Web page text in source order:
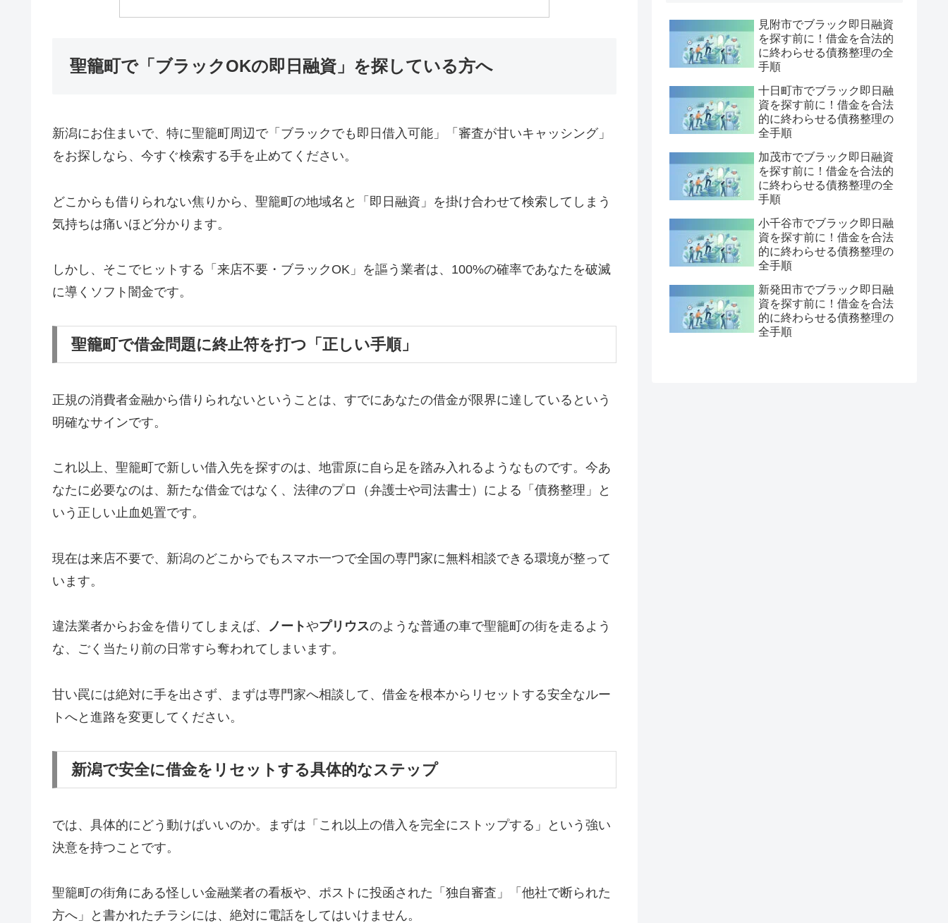
聖籠町で「ブラックOKの即日融資」を探している方へ
新潟にお住まいで、特に聖籠町周辺で「ブラックでも即日借入可能」「審査が甘いキャッシング」
をお探しなら、今すぐ検索する手を止めてください。
どこからも借りられない焦りから、聖籠町の地域名と「即日融資」を掛け合わせて検索してしまう
気持ちは痛いほど分かります。
しかし、そこでヒットする「来店不要・ブラックOK」を謳う業者は、100%の確率であなたを破滅
に導くソフト闇金です。
聖籠町で借金問題に終止符を打つ「正しい手順」
正規の消費者金融から借りられないということは、すでにあなたの借金が限界に達しているという
明確なサインです。
これ以上、聖籠町で新しい借入先を探すのは、地雷原に自ら足を踏み入れるようなものです。今あ
なたに必要なのは、新たな借金ではなく、法律のプロ（弁護士や司法書士）による「債務整理」と
いう正しい止血処置です。
現在は来店不要で、新潟のどこからでもスマホ一つで全国の専門家に無料相談できる環境が整って
います。
違法業者からお金を借りてしまえば、 ノートやプリウスのような普通の車で聖籠町の街を走るよう
な、ごく当たり前の日常すら奪われてしまいます。
甘い罠には絶対に手を出さず、まずは専門家へ相談して、借金を根本からリセットする安全なルー
トへと進路を変更してください。
新潟で安全に借金をリセットする具体的なステップ
では、具体的にどう動けばいいのか。まずは「これ以上の借入を完全にストップする」という強い
決意を持つことです。
聖籠町の街角にある怪しい金融業者の看板や、ポストに投函された「独自審査」「他社で断られた
方へ」と書かれたチラシには、絶対に電話をしてはいけません。
見附市でブラック即日融資
を探す前に！借金を合法的
に終わらせる債務整理の全
手順
十日町市でブラック即日融
資を探す前に！借金を合法
的に終わらせる債務整理の
全手順
加茂市でブラック即日融資
を探す前に！借金を合法的
に終わらせる債務整理の全
手順
小千谷市でブラック即日融
資を探す前に！借金を合法
的に終わらせる債務整理の
全手順
新発田市でブラック即日融
資を探す前に！借金を合法
的に終わらせる債務整理の
全手順